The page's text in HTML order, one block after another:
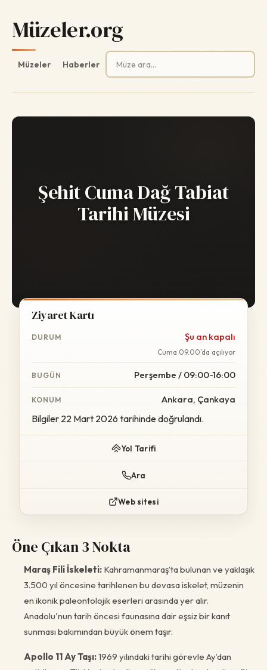
Müzeler.org
Müzeler Haberler
Arama:
Şehit Cuma Dağ Tabiat
Tarihi Müzesi
Ziyaret Kartı
DURUM Şu an kapalı
Cuma 09.00'da açılıyor
BUGÜN Perşembe / 09:00-16:00
KONUM Ankara, Çankaya
Bilgiler 22 Mart 2026 tarihinde doğrulandı.
Yol Tarifi
Ara
Web sitesi
Öne Çıkan 3 Nokta
Maraş Fili İskeleti: Kahramanmaraş’ta bulunan ve yaklaşık
3.500 yıl öncesine tarihlenen bu devasa iskelet, müzenin
en ikonik paleontolojik eserleri arasında yer alır.
Anadolu'nun tarih öncesi faunasına dair eşsiz bir kanıt
sunması bakımından büyük önem taşır.
Apollo 11 Ay Taşı:1969 yılındaki tarihi görevle Ay’dan